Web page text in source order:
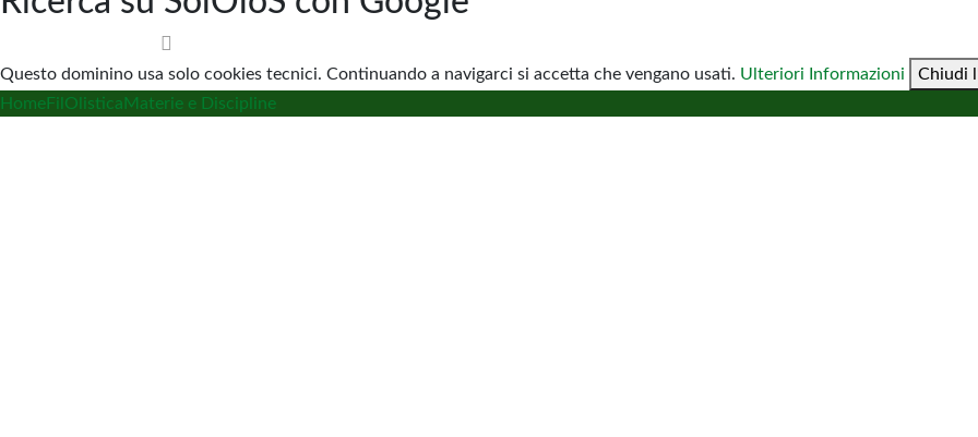
Questo dominino usa solo cookies tecnici. Continuando a navigarci si accetta che vengano usati. Ulteriori Informazioni
Chiudi
HomeFilOlistica Materie e Discipline